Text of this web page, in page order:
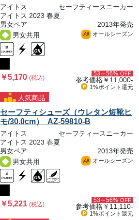
アイトス
セーフティースニーカー
アイトス 2023 春夏
男女ペア
2013年発売
男女共用
All オールシーズン
￥5,170(税込)
53～56% OFF
参考価格￥11,000-
1%ポイント 還元
人気商品
セーフティシューズ（ウレタン短靴ヒ
モ/30.0cm） AZ-59810-B
アイトス
セーフティースニーカー
アイトス 2023 春夏
男女ペア
2013年発売
男女共用
All オールシーズン
￥5,221(税込)
53～56% OFF
参考価格￥11,110-
1%ポイント 還元